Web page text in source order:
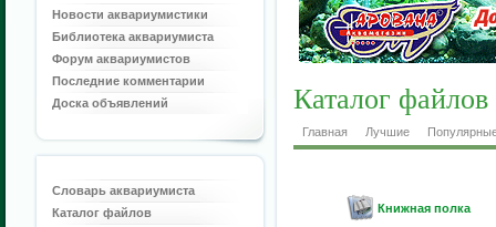
Новости аквариумистики
Библиотека аквариумиста
Форум аквариумистов
Последние комментарии
Доска объявлений
Словарь аквариумиста
Каталог файлов
Каталог файлов
Главная Лучшие
Книжная полка